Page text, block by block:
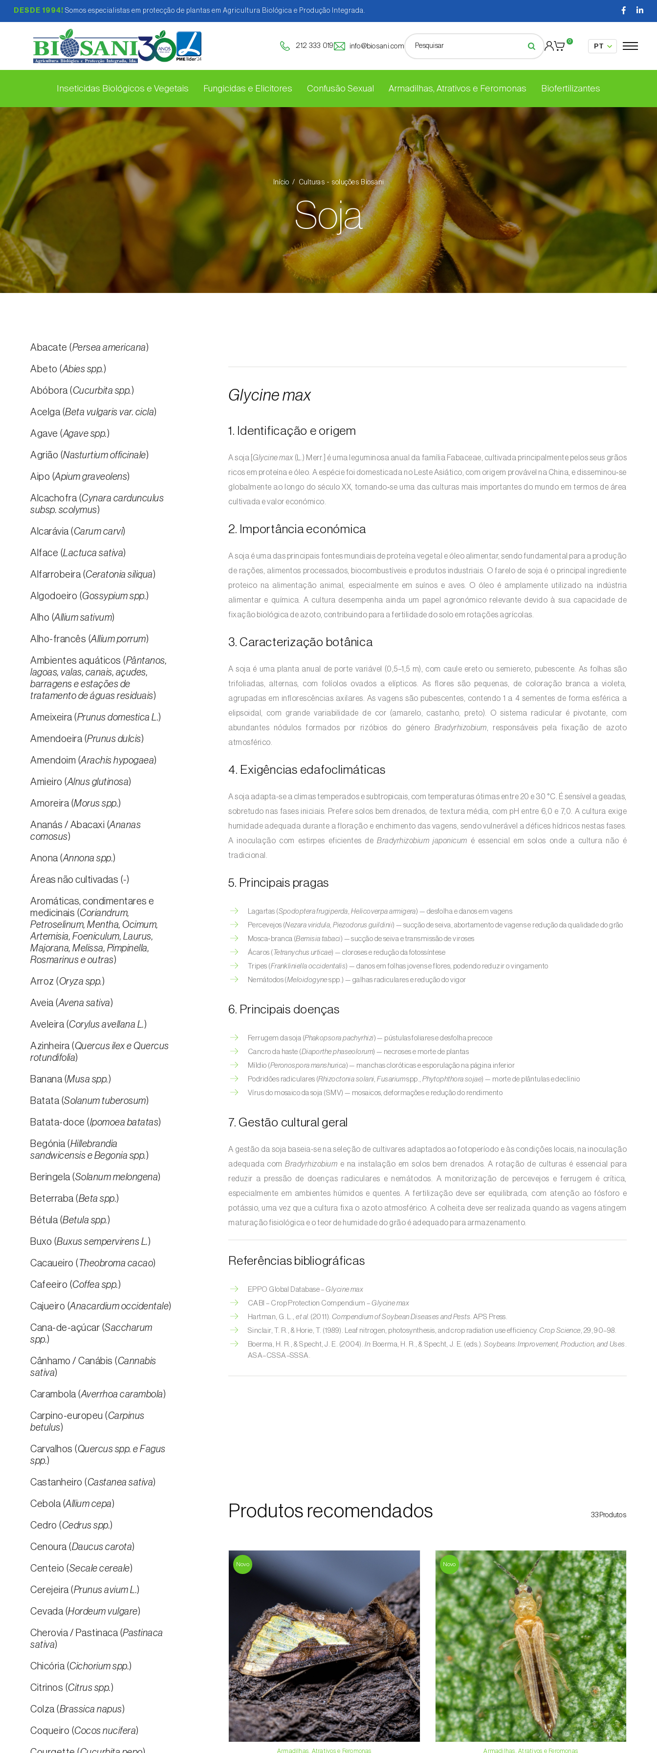
DESDE 1994! Somos especialistas em protecção de plantas em Agricultura Biológica e Produção Integrada.
212 333 019 info@biosani.com
0
Inseticidas Biológicos e Vegetais Fungicidas e Elicitores Confusão Sexual Armadilhas, Atrativos e Feromonas Biofertilizantes
Início Culturas - soluções Biosani
Soja
Abacate (Persea americana)
Abeto (Abies spp.)
Abóbora (Cucurbita spp.)
Acelga (Beta vulgaris var. cicla)
Agave (Agave spp.)
Agrião (Nasturtium officinale)
Aipo (Apium graveolens)
Alcachofra (Cynara cardunculus
subsp. scolymus)
Alcarávia (Carum carvi)
Alface (Lactuca sativa)
Alfarrobeira (Ceratonia siliqua)
Algodoeiro (Gossypium spp.)
Alho (Allium sativum)
Alho-francês (Allium porrum)
Ambientes aquáticos (Pântanos,
lagoas, valas, canais, açudes,
barragens e estações de
tratamento de águas residuais)
Ameixeira (Prunus domestica L.)
Amendoeira (Prunus dulcis)
Amendoim (Arachis hypogaea)
Amieiro (Alnus glutinosa)
Amoreira (Morus spp.)
Ananás / Abacaxi (Ananas
comosus)
Anona (Annona spp.)
Áreas não cultivadas (-)
Aromáticas, condimentares e
medicinais (Coriandrum,
Petroselinum, Mentha, Ocimum,
Artemisia, Foeniculum, Laurus,
Majorana, Melissa, Pimpinella,
Rosmarinus e outras)
Arroz (Oryza spp.)
Aveia (Avena sativa)
Aveleira (Corylus avellana L.)
Azinheira (Quercus ilex e Quercus
rotundifolia)
Banana (Musa spp.)
Batata (Solanum tuberosum)
Batata-doce (Ipomoea batatas)
Begónia (Hillebrandia
sandwicensis e Begonia spp.)
Beringela (Solanum melongena)
Beterraba (Beta spp.)
Bétula (Betula spp.)
Buxo (Buxus sempervirens L.)
Cacaueiro ( Theobroma cacao)
Cafeeiro (Coffea spp.)
Cajueiro (Anacardium occidentale)
Cana-de-açúcar (Saccharum
spp.)
Cânhamo / Canábis (Cannabis
sativa)
Carambola (Averrhoa carambola)
Carpino-europeu (Carpinus
betulus)
Carvalhos (Quercus spp. e Fagus
spp.)
Castanheiro (Castanea sativa)
Cebola (Allium cepa)
Cedro (Cedrus spp.)
Cenoura (Daucus carota)
Centeio (Secale cereale)
Cerejeira (Prunus avium L.)
Cevada (Hordeum vulgare)
Cherovia / Pastinaca (Pastinaca
sativa)
Chicória (Cichorium spp.)
Citrinos (Citrus spp.)
Colza (Brassica napus)
Coqueiro (Cocos nucifera)
Glycine max
1. Identificação e origem
A soja [Glycine max (L.) Merr.] é uma leguminosa anual da família Fabaceae, cultivada principalmente pelos seus grãos
ricos em proteína e óleo. A espécie foi domesticada no Leste Asiático, com origem provável na China, e disseminou‑se
globalmente ao longo do século XX, tornando‑se uma das culturas mais importantes do mundo em termos de área
cultivada e valor económico.
2. Importância económica
A soja é uma das principais fontes mundiais de proteína vegetal e óleo alimentar, sendo fundamental para a produção
de rações, alimentos processados, biocombustíveis e produtos industriais. O farelo de soja é o principal ingrediente
proteico na alimentação animal, especialmente em suínos e aves. O óleo é amplamente utilizado na indústria
alimentar e química. A cultura desempenha ainda um papel agronómico relevante devido à sua capacidade de
fixação biológica de azoto, contribuindo para a fertilidade do solo em rotações agrícolas.
3. Caracterização botânica
A soja é uma planta anual de porte variável (0,5–1,5 m), com caule ereto ou semiereto, pubescente. As folhas são
trifoliadas, alternas, com folíolos ovados a elípticos. As flores são pequenas, de coloração branca a violeta,
agrupadas em inflorescências axilares. As vagens são pubescentes, contendo 1 a 4 sementes de forma esférica a
elipsoidal, com grande variabilidade de cor (amarelo, castanho, preto). O sistema radicular é pivotante, com
abundantes nódulos formados por rizóbios do género Bradyrhizobium , responsáveis pela fixação de azoto
atmosférico.
4. Exigências edafoclimáticas
A soja adapta-se a climas temperados e subtropicais, com temperaturas ótimas entre 20 e 30 °C. É sensível a geadas,
sobretudo nas fases iniciais. Prefere solos bem drenados, de textura média, com pH entre 6,0 e 7,0. A cultura exige
humidade adequada durante a floração e enchimento das vagens, sendo vulnerável a défices hídricos nestas fases.
A inoculação com estirpes eficientes deBradyrhizobium japonicum é essencial em solos onde a cultura não é
tradicional.
5. Principais pragas
Lagartas (Spodoptera frugiperda, Helicoverpa armigera) — desfolha e danos em vagens
Percevejos (Nezara viridula,Piezodorus guildinii) — sucção de seiva, abortamento de vagens e redução da qualidade do grão
Mosca‑branca (Bemisia tabaci) — sucção de seiva e transmissão de viroses
Ácaros ( Tetranychus urticae) — cloroses e redução da fotossíntese
Tripes (Frankliniella occidentalis) — danos em folhas jovens e flores, podendo reduzir o vingamento
Nemátodos (Meloidogyne spp.) — galhas radiculares e redução do vigor
6. Principais doenças
Ferrugem da soja (Phakopsora pachyrhizi) — pústulas foliares e desfolha precoce
Cancro da haste (Diaporthe phaseolorum) — necroses e morte de plantas
Míldio (Peronospora manshurica) — manchas cloróticas e esporulação na página inferior
Podridões radiculares (Rhizoctonia solani,Fusariumspp.,Phytophthora sojae) — morte de plântulas e declínio
Vírus do mosaico da soja (SMV) — mosaicos, deformações e redução do rendimento
7. Gestão cultural geral
A gestão da soja baseia-se na seleção de cultivares adaptados ao fotoperíodo e às condições locais, na inoculação
adequada comBradyrhizobium e na instalação em solos bem drenados. A rotação de culturas é essencial para
reduzir a pressão de doenças radiculares e nemátodos. A monitorização de percevejos e ferrugem é crítica,
especialmente em ambientes húmidos e quentes. A fertilização deve ser equilibrada, com atenção ao fósforo e
potássio, uma vez que a cultura fixa o azoto atmosférico. A colheita deve ser realizada quando as vagens atingem
maturação fisiológica e o teor de humidade do grão é adequado para armazenamento.
Referências bibliográficas
EPPO Global Database –Glycine max
CABI – Crop Protection Compendium –Glycine max
Hartman, G. L.,et al. (2011). Compendium of Soybean Diseases and Pests. APS Press.
Sinclair, T. R., & Horie, T. (1989). Leaf nitrogen, photosynthesis, and crop radiation use efficiency.Crop Science, 29, 90–98.
Boerma, H. R., & Specht, J. E. (2004).In: Boerma, H. R., & Specht, J. E. (eds.).Soybeans: Improvement, Production, and Uses .
ASA–CSSA–SSSA.
Produtos recomendados 33Produtos
Novo
Armadilhas, Atrativos e Feromonas
Novo
Armadilhas, Atrativos e Feromonas